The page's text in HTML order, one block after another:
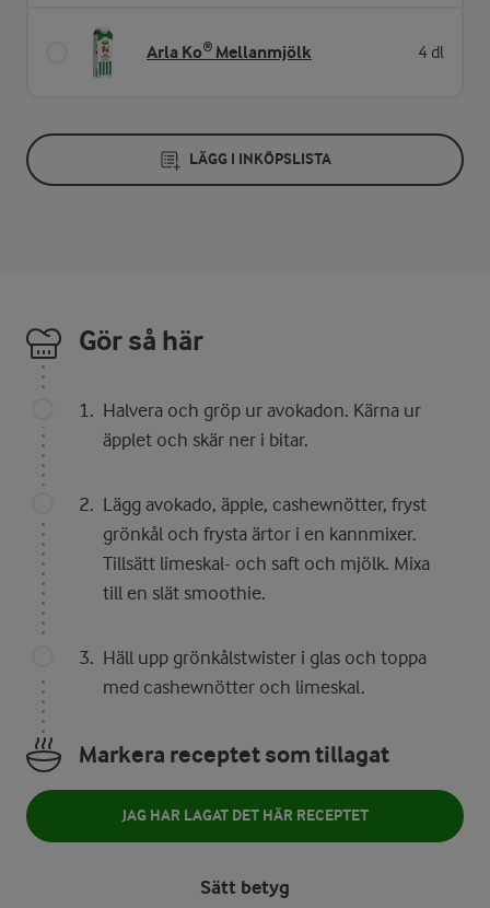
Arla Ko® Mellanmjölk 4 dl
LÄGG I INKÖPSLISTA
Gör så här
Halvera och gröp ur avokadon. Kärna ur
äpplet och skär ner i bitar.
Lägg avokado, äpple, cashewnötter, fryst
grönkål och frysta ärtor i en kannmixer.
Tillsätt limeskal- och saft och mjölk. Mixa
till en slät smoothie.
Häll upp grönkålstwister i glas och toppa
med cashewnötter och limeskal.
Markera receptet som tillagat
JAG HAR LAGAT DET HÄR RECEPTET
Sätt betyg